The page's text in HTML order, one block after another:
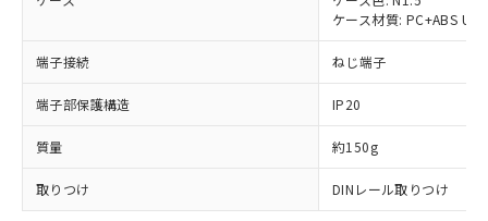
ケース材質: PC+ABS
端子接続 ねじ端子
端子部保護構造 IP20
質量 約150g
取りつけ DINレール取りつけ
覧された時点での実際の在庫および標
準価格とは異なる場合があることをご
様のお取引先、またはお客様担当のオ
ムロン制御機器販売店・当社販売員に
オムロン制御機器販売店や当社販売拠
点は「販売ネットワーク
」をご確認
鉛(Pb) 1000ppm以下、 水銀(Hg) 1000ppm以下、 カド
六価クロム(Cr(Ⅵ)) 1000ppm以下、ポリ臭化ビフェニル
類(PBB) 1000ppm以下、ポリ臭化ジフェニルエーテル類
(PBDE) 1000ppm以下、フタル酸ビス(2-エチルヘキシ
ル) (DEHP)(別名：DOP) 1000ppm以下、フタル酸ブチ
ルベンジル（BBP） 1000ppm以下、フタル酸ジブチル
（DBP） 1000ppm以下、フタル酸ジイソブチル
但し、RoHS指令で産業用監視および制御機器に対する
フタル酸エステル類の４物質については閾値を超える意
Pb(鉛) :1000ppm、 Hg(水銀) : 1000ppm、 Cd(カドミウ
Cr(Ⅵ)(六価クロム) : 1000ppm、 PBBs(ポリ臭化ビフェ
DBP(フタル酸ジブチル) : 1000ppm、 DIBP(フタル酸ジ
イソブチル) : 1000ppm、 BBP(フタル酸ブチルベンジ
DEHP(フタル酸ビス(2-エチルヘキシル)) : 1000ppm
国政府の輸出許可(または役務取引許
可)を取得するなどの必要な手続きを
当社は規制貨物を破棄する場合は、完
全に破砕するなど、違法に輸出されな
いよう必要な手段を講じます。
当社は貴社製品を、核兵器、ミサイ
ル、化学兵器、生物兵器またはその他
武器並びにこれらの製造装置等に一切
一定数には満たないが在庫あり
在庫なし(最新の在庫状況につ
いては、お客様のお取引先、ま